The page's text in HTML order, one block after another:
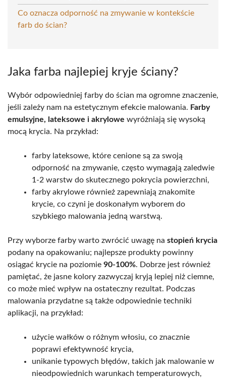
Co oznacza odporność na zmywanie w kontekście
farb do ścian?
Jaka farba najlepiej kryje ściany?
Wybór odpowiedniej farby do ścian ma ogromne znaczenie,
jeśli zależy nam na estetycznym efekcie malowania. Farby
emulsyjne, lateksowe i akrylowe wyróżniają się wysoką
mocą krycia. Na przykład:
farby lateksowe, które cenione są za swoją
odporność na zmywanie, często wymagają zaledwie
1-2 warstw do skutecznego pokrycia powierzchni,
farby akrylowe również zapewniają znakomite
krycie, co czyni je doskonałym wyborem do
szybkiego malowania jedną warstwą.
Przy wyborze farby warto zwrócić uwagę na stopień krycia
podany na opakowaniu; najlepsze produkty powinny
osiągać krycie na poziomie 90-100%. Dobrze jest również
pamiętać, że jasne kolory zazwyczaj kryją lepiej niż ciemne,
co może mieć wpływ na ostateczny rezultat. Podczas
malowania przydatne są także odpowiednie techniki
aplikacji, na przykład:
użycie wałków o różnym włosiu, co znacznie
poprawi efektywność krycia,
unikanie typowych błędów, takich jak malowanie w
nieodpowiednich warunkach temperaturowych,